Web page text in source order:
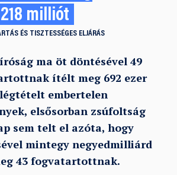
milliót
ÉS TISZTESSÉGES ELJÁRÁS
ma öt döntésével 49
ítélt meg 692 ezer
embertelen
elsősorban zsúfoltság
sem telt el azóta, hogy
mintegy negyedmilliárd
43 fogvatartottnak.